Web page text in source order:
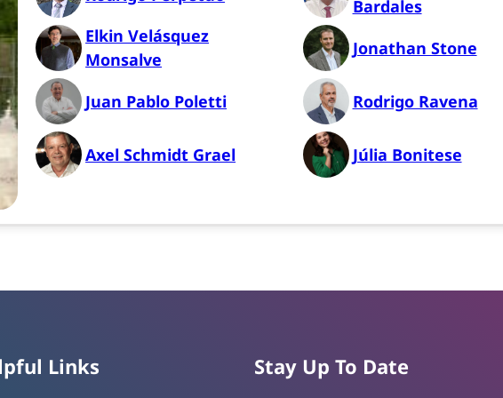
Bardales
Elkin Velásquez
Monsalve
Jonathan Stone
Juan Pablo Poletti Rodrigo Ravena
Axel Schmidt Grael Júlia Bonitese
Links Stay Up To Date